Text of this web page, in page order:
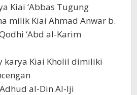
Kiai ‘Abbas Tugung
milik Kiai Ahmad Anwar b.
‘Abd al-Karim
karya Kiai Kholil dimiliki
al-Din Al-Iji